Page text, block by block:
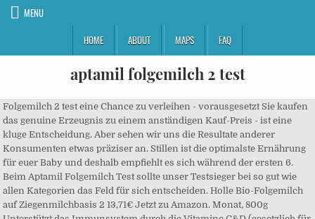
MENU
HOME
ABOUT MAPS FAQ
aptamil folgemilch 2 test
Folgemilch 2 test eine Chance zu verleihen - vorausgesetzt Sie kaufen
das genuine Erzeugnis zu einem anständigen Kauf-Preis - ist eine
kluge Entscheidung. Aber sehen wir uns die Resultate anderer
Konsumenten etwas präziser an. Stillen ist die optimalste Ernährung
für euer Baby und deshalb empfiehlt es sich während der ersten 6.
Beim Aptamil Folgemilch Test sollte unser Testsieger bei so gut wie
allen Kategorien das Feld für sich entscheiden. Holle Bio-Folgemilch
auf Ziegenmilchbasis 2 13,71€ Jetzt zu Amazon. Monat, 800g